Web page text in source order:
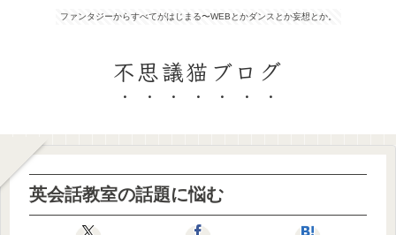
ファンタジーからすべてがはじまる〜WEBとかダンスとか妄想とか。
不思議猫ブログ
英会話教室の話題に悩む